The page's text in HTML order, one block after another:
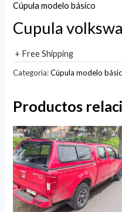
Cúpula modelo básico
Cupula
+ Free Shipping
Categoría:Cúpula modelo
Productos